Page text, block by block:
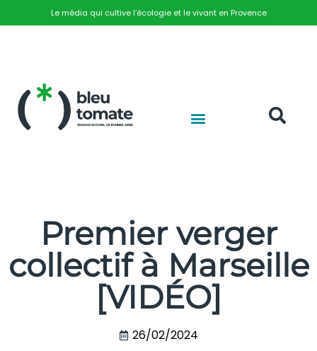
Le média qui cultive l’écologie et le vivant en Provence
Premier verger
collectif à Marseille
[VIDÉO]
26/02/2024